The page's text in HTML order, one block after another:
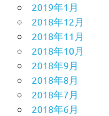
2019年1月
2018年12月
2018年11月
2018年10月
2018年9月
2018年8月
2018年7月
2018年6月